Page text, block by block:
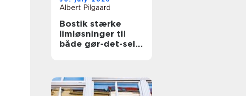
Albert Pilgaard
Bostik stærke
limløsninger til
både gør-det-selv